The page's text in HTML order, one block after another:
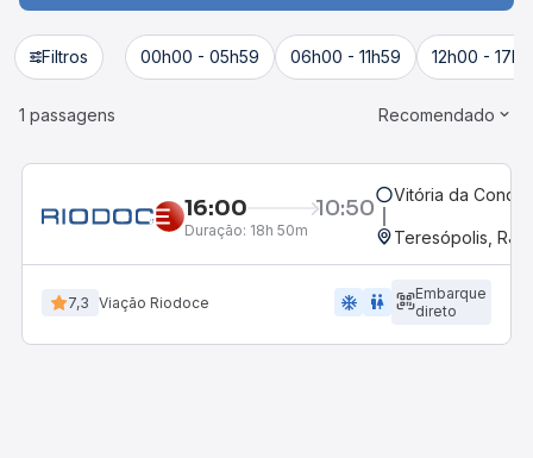
Filtros 00h00 - 05h59 06h00 - 11h59 12h00 -
1 passagens Recomendado
16:00 10:50
Duração: 18h 50m
Vitória da
Teresópolis, RJ
7,3 Viação Riodoce ac_unit wc
Embarque
direto